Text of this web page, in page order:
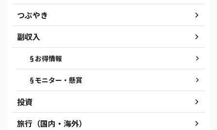
つぶやき
副収入
§お得情報
§モニター・懸賞
投資
旅行（国内・海外）